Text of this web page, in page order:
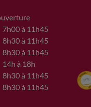
7h00 à 11h45
8h30 à 11h45
8h30 à 11h45
14h à 18h
8h30 à 11h45
8h30 à 11h45